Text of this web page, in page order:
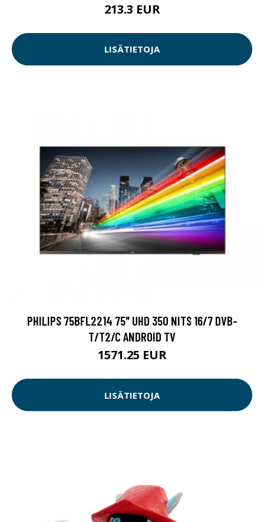
213.3 EUR
LISÄTIETOJA
PHILIPS 75BFL2214 75" UHD 350 NITS 16/7 DVB-
T/T2/C ANDROID TV
1571.25 EUR
LISÄTIETOJA